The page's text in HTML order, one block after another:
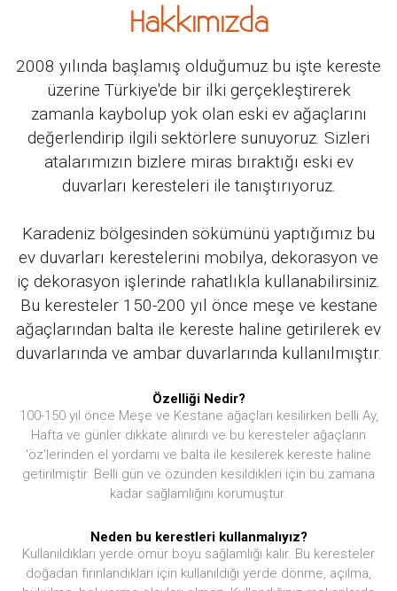
Hakkımızda
2008 yılında başlamış olduğumuz bu işte kereste
üzerine Türkiye'de bir ilki gerçekleştirerek
zamanla kaybolup yok olan eski ev ağaçlarını
değerlendirip ilgili sektörlere sunuyoruz. Sizleri
atalarımızın bizlere miras bıraktığı eski ev
duvarları keresteleri ile tanıştırıyoruz.
Karadeniz bölgesinden sökümünü yaptığımız bu
ev duvarları kerestelerini mobilya, dekorasyon ve
iç dekorasyon işlerinde rahatlıkla kullanabilirsiniz.
Bu keresteler 150-200 yıl önce meşe ve kestane
ağaçlarından balta ile kereste haline getirilerek ev
duvarlarında ve ambar duvarlarında kullanılmıştır.
Özelliği Nedir?
100-150 yıl önce Meşe ve Kestane ağaçları kesilirken belli Ay,
Hafta ve günler dikkate alınırdı ve bu keresteler ağaçların
'öz'lerinden el yordamı ve balta ile kesilerek kereste haline
getirilmiştir. Belli gün ve özünden kesildikleri için bu zamana
kadar sağlamlığını korumuştur.
Neden bu kerestleri kullanmalıyız?
Kullanıldıkları yerde ömür boyu sağlamlığı kalır. Bu keresteler
doğadan fırınlandıkları için kullanıldığı yerde dönme, açılma,